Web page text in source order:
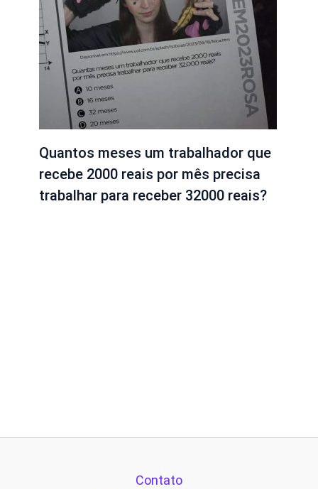
Quantos meses um trabalhador que
recebe 2000 reais por mês precisa
trabalhar para receber 32000 reais?
Contato